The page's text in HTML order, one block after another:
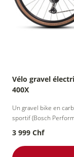
Vélo gravel
400X
Un gravel bike en
sportif (Bosch
3 999 Chf